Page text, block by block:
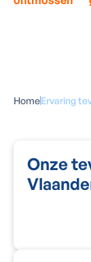
HomeErvaring
Onze